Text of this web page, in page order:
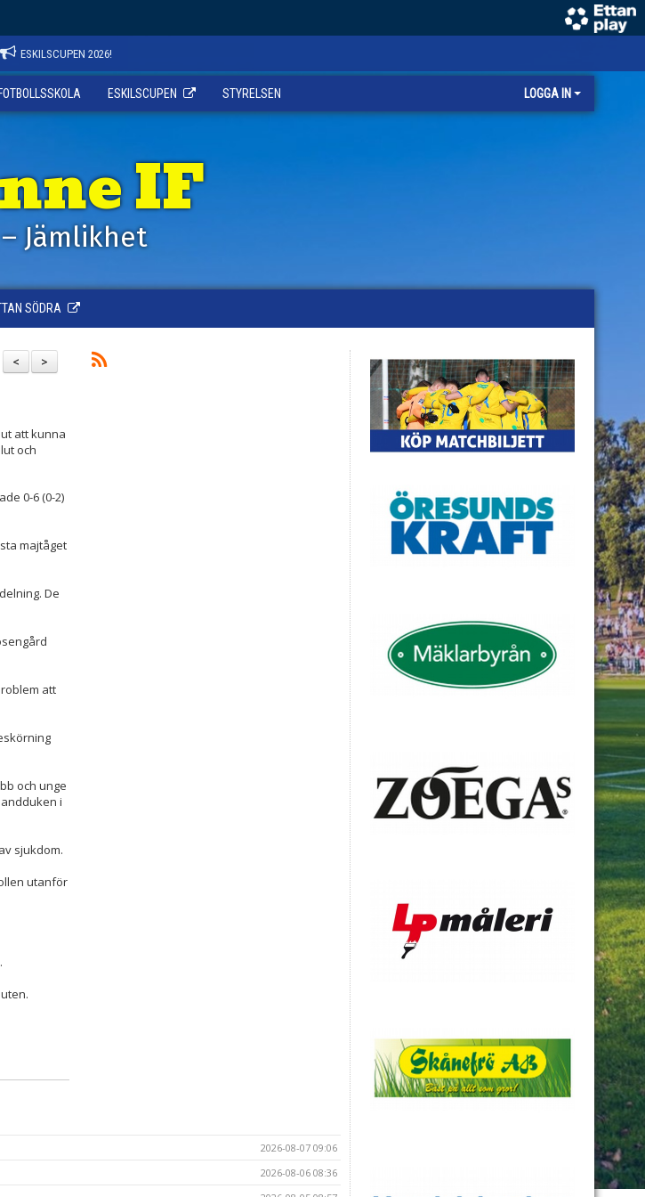
ESKILSCUPEN 2026!
FOTBOLLSSKOLA ESKILSCUPEN STYRELSEN LOGGA IN
IF
Jämlikhet
SÖDRA
>
<
att kunna
och
0-6 (0-2)
majtåget
De
att
och unge
i
sjukdom.
utanför
2026-08-07 09:06
2026-08-06 08:36